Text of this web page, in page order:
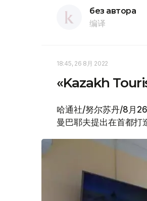
без автора
编译
18:45, 26 8月 2022
«Kazakh
哈通社/努尔苏丹/8月
曼巴耶夫提出在首都打